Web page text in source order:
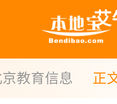
艾
教育信息 正